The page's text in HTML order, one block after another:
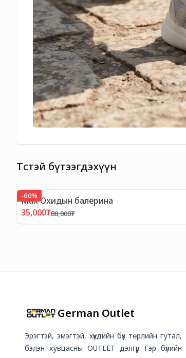
Төстэй бүтээгдэхүүн
-60%
Мах Охидын балерина
35,000₮88,000₮
German Outlet
Эрэгтэй, эмэгтэй, хүүхдийн бүх төрлийн гутал,
бэлэн хувцасны OUTLET дэлгүүр Гэр бүлийн